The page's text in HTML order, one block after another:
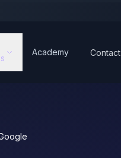
Academy Contact